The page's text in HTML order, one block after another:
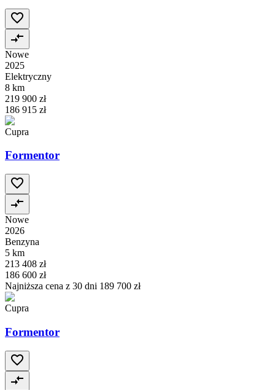
Nowe
2025
Elektryczny
8 km
219 900 zł
186 915 zł
Cupra
Formentor
Nowe
2026
Benzyna
5 km
213 408 zł
186 600 zł
Najniższa cena z 30 dni 189 700 zł
Cupra
Formentor